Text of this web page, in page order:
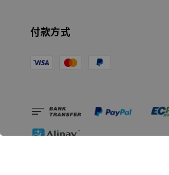
付款方式